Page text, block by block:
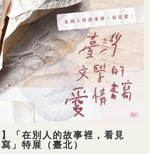
「在別人的故事裡，看見
」特展（臺北）